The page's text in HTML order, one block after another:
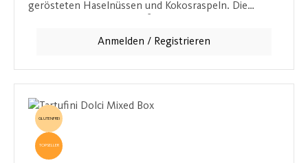
gerösteten Haselnüssen und Kokosraspeln. Die
unvergleichliches Geschmackserlebnis, das Ihre Sinne
Anmelden / Registrieren
GLUTENFREI
TOPSELLER